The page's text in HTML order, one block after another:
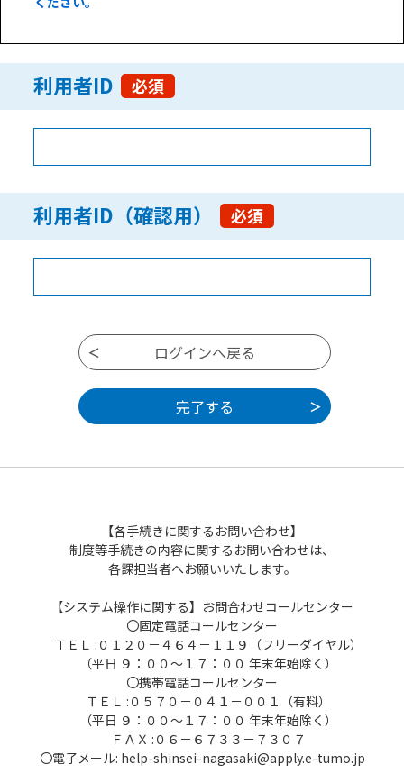
利用者ID 必須
利用者ID（確認用） 必須
【各手続きに関するお問い合わせ】
制度等手続きの内容に関するお問い合わせは、
各課担当者へお願いいたします。
【システム操作に関する】お問合わせコールセンター
〇固定電話コールセンター
ＴＥＬ :０１２０－４６４－１１９（フリーダイヤル）
（平日 ９：００～１７：００ 年末年始除く）
〇携帯電話コールセンター
ＴＥＬ :０５７０－０４１－００１（有料）
（平日 ９：００～１７：００ 年末年始除く）
ＦＡＸ :０６－６７３３－７３０７
〇電子メール: help-shinsei-nagasaki@apply.e-tumo.jp